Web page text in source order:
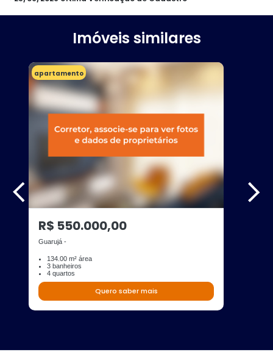
Imóveis similares
apartamento
R$ 550.000,00
Guarujá -
134.00 m² área
3 banheiros
4 quartos
Quero saber mais